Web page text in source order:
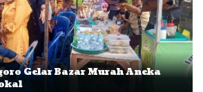
Gelar Bazar Murah Aneka